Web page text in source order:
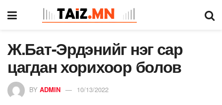
Ж.Бат-Эрдэнийг нэг сар
цагдан хорихоор болов
BY ADMIN 10/13/2022